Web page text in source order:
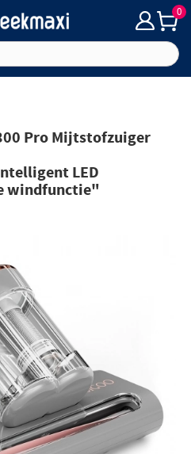
0
Pro Mijtstofzuiger
LED
windfunctie"